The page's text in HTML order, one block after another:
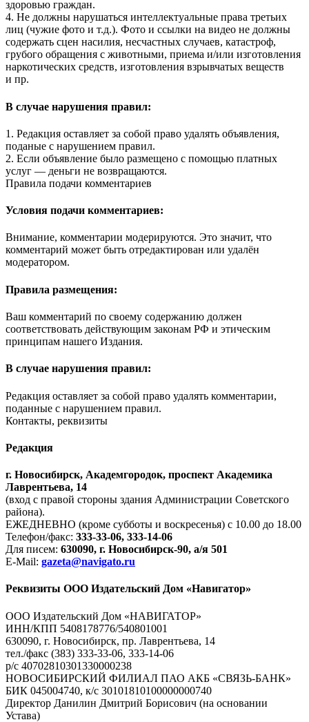
здоровью граждан.
4. Не должны нарушаться интеллектуальные права третьих
лиц (чужие фото и т.д.). Фото и ссылки на видео не должны
содержать сцен насилия, несчастных случаев, катастроф,
грубого обращения с животными, приема и/или изготовления
наркотических средств, изготовления взрывчатых веществ
и пр.
В случае нарушения правил:
1. Редакция оставляет за собой право удалять объявления,
поданые с нарушением правил.
2. Если объявление было размещено с помощью платных
услуг — деньги не возвращаются.
Правила подачи комментариев
Условия подачи комментариев:
Внимание, комментарии модерируются. Это значит, что
комментарий может быть отредактирован или удалён
модератором.
Правила размещения:
Ваш комментарий по своему содержанию должен
соответствовать действующим законам РФ и этическим
принципам нашего Издания.
В случае нарушения правил:
Редакция оставляет за собой право удалять комментарии,
поданные с нарушением правил.
Контакты, реквизиты
Редакция
г. Новосибирск, Академгородок, проспект Академика
Лаврентьева, 14
(вход с правой стороны здания Администрации Советского
района).
ЕЖЕДНЕВНО (кроме субботы и воскресенья) с 10.00 до 18.00
Телефон/факс: 333-33-06, 333-14-06
Для писем: 630090, г. Новосибирск-90, а/я 501
E-Mail: gazeta@navigato.ru
Реквизиты ООО Издательский Дом «Навигатор»
ООО Издательский Дом «НАВИГАТОР»
ИНН/КПП 5408178776/540801001
630090, г. Новосибирск, пр. Лаврентьева, 14
тел./факс (383) 333-33-06, 333-14-06
р/с 40702810301330000238
НОВОСИБИРСКИЙ ФИЛИАЛ ПАО АКБ «СВЯЗЬ-БАНК»
БИК 045004740, к/с 30101810100000000740
Директор Данилин Дмитрий Борисович (на основании
Устава)